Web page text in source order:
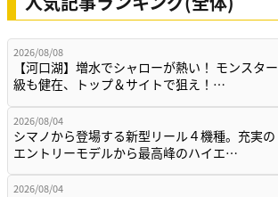
2026/08/08
【河口湖】増水でシャローが熱い！ モンスター
級も健在、トップ＆サイトで狙え！…
2026/08/04
シマノから登場する新型リール４機種。充実の
エントリーモデルから最高峰のハイエ…
2026/08/04